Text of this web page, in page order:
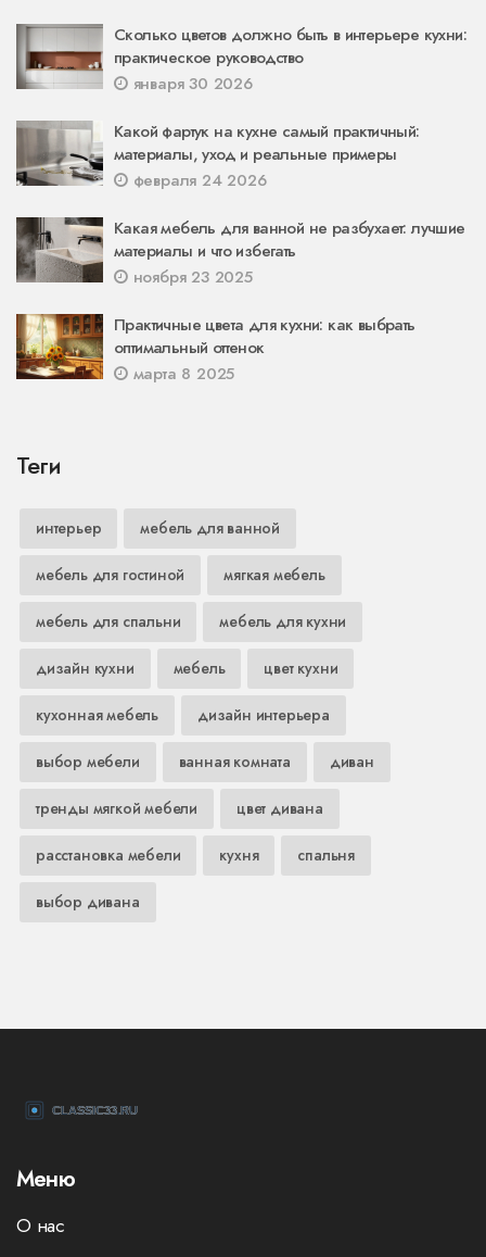
Сколько цветов должно быть в интерьере кухни:
практическое руководство
января 30 2026
Какой фартук на кухне самый практичный:
материалы, уход и реальные примеры
февраля 24 2026
Какая мебель для ванной не разбухает: лучшие
материалы и что избегать
ноября 23 2025
Практичные цвета для кухни: как выбрать
оптимальный оттенок
марта 8 2025
Теги
интерьер мебель для ванной
мебель для гостиной мягкая мебель
мебель для спальни мебель для кухни
дизайн кухни мебель цвет кухни
кухонная мебель дизайн интерьера
выбор мебели ванная комната диван
тренды мягкой мебели цвет дивана
расстановка мебели кухня спальня
выбор дивана
Меню
О нас